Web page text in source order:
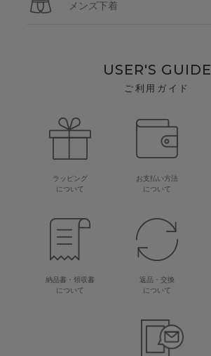
メンズ下着
USER'S GUIDE
ご利用ガイド
ラッピング
について
お支払い方法
について
納品書・領収書
について
返品・交換
について